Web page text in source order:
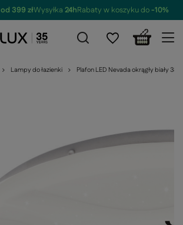
od 399 złWysyłka 24hRabaty w koszyku do-10%
Lampy do łazienki Plafon LED Nevada okrągły biały